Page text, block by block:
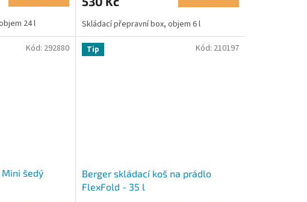
24 l
z
5
hvězdiček.
Skládací přepravní box, objem 6 l
šedý
Kód: 292880 Tip
Berger skládací koš na prádlo
FlexFold - 35 l
Kód: 210197